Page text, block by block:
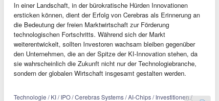
In einer Landschaft, in der bürokratische Hürden Innovationen
ersticken können, dient der Erfolg von Cerebras als Erinnerung an
die Bedeutung der freien Marktwirtschaft zur Förderung
technologischen Fortschritts. Während sich der Markt
weiterentwickelt, sollten Investoren wachsam bleiben gegenüber
den Unternehmen, die an der Spitze der KI-Innovation stehen, da
sie wahrscheinlich die Zukunft nicht nur der Technologiebranche,
sondern der globalen Wirtschaft insgesamt gestalten werden.
Technologie / KI / IPO / Cerebras Systems / AI-Chips / Investitionen /